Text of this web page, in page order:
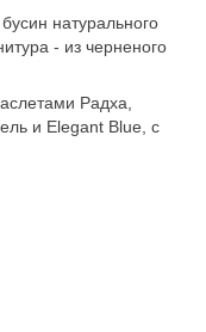
натурального
- из черненого
Радха,
и Elegant Blue, с